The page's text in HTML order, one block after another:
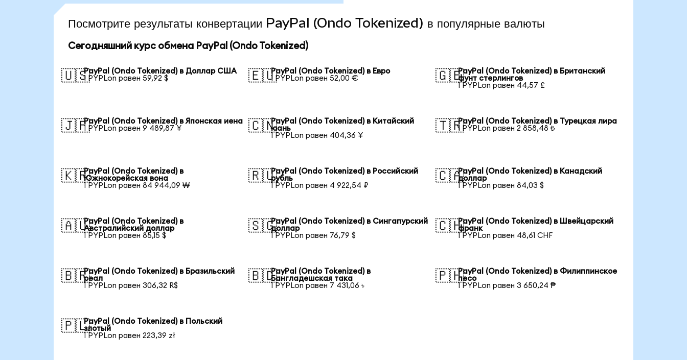
Посмотрите результаты конвертации PayPal (Ondo Tokenized) в популярные валюты
Сегодняшний курс обмена PayPal (Ondo Tokenized)
🇺🇸PayPal (Ondo Tokenized) в Доллар США
1 PYPLon равен 59,92 $
🇪🇺PayPal (Ondo Tokenized) в Евро
1 PYPLon равен 52,00 €
🇬🇧PayPal (Ondo Tokenized) в Британский
фунт стерлингов
1 PYPLon равен 44,57 £
🇯🇵PayPal (Ondo Tokenized) в Японская иена
1 PYPLon равен 9 489,87 ¥
🇨🇳PayPal (Ondo Tokenized) в Китайский
юань
1 PYPLon равен 404,36 ¥
🇹🇷PayPal (Ondo Tokenized) в Турецкая лира
1 PYPLon равен 2 858,48 ₺
🇰🇷PayPal (Ondo Tokenized) в
Южнокорейская вона
1 PYPLon равен 84 944,09 ₩
🇷🇺PayPal (Ondo Tokenized) в Российский
рубль
1 PYPLon равен 4 922,54 ₽
🇨🇦PayPal (Ondo Tokenized) в Канадский
доллар
1 PYPLon равен 84,03 $
🇦🇺PayPal (Ondo Tokenized) в
Австралийский доллар
1 PYPLon равен 85,15 $
🇸🇬PayPal (Ondo Tokenized) в Сингапурский
доллар
1 PYPLon равен 76,79 $
🇨🇭PayPal (Ondo Tokenized) в Швейцарский
франк
1 PYPLon равен 48,61 CHF
🇧🇷PayPal (Ondo Tokenized) в Бразильский
реал
1 PYPLon равен 306,32 R$
🇧🇩PayPal (Ondo Tokenized) в
Бангладешская така
1 PYPLon равен 7 431,06 ৳
🇵🇭PayPal (Ondo Tokenized) в Филиппинское
песо
1 PYPLon равен 3 650,24 ₱
🇵🇱PayPal (Ondo Tokenized) в Польский
злотый
1 PYPLon равен 223,39 zł